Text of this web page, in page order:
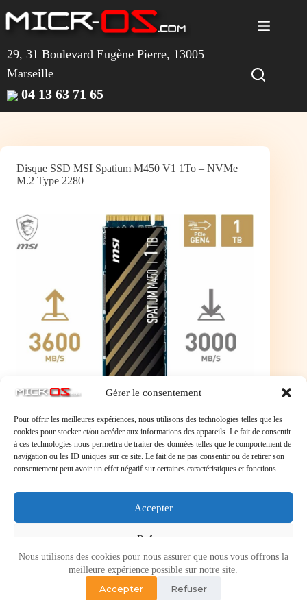
Gérer le consentement
Pour offrir les meilleures expériences, nous utilisons des technologies telles que les
cookies pour stocker et/ou accéder aux informations des appareils. Le fait de consentir
à ces technologies nous permettra de traiter des données telles que le comportement de
navigation ou les ID uniques sur ce site. Le fait de ne pas consentir ou de retirer son
consentement peut avoir un effet négatif sur certaines caractéristiques et fonctions.
Accepter
Refuser
Voir les préférences
Politique de cookiesPolitique de confidentialité
au
contenu
Nous utilisons des cookies pour nous assurer que nous vous offrons la
meilleure expérience possible sur notre site.
Accepter Refuser
29, 31 Boulevard Eugène Pierre, 13005
Marseille
04 13 63 71 65
Disque SSD MSI Spatium M450 V1 1To – NVMe
M.2 Type 2280
Disque SSD MSI Spatium M450 V1 1To - NVMe
M.2 Type 2280
M.2 Type 2280